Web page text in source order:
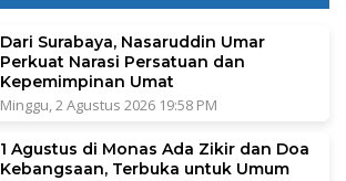
Dari Surabaya, Nasaruddin Umar
Perkuat Narasi Persatuan dan
Kepemimpinan Umat
Minggu, 2 Agustus 2026 19:58 PM
1 Agustus di Monas Ada Zikir dan Doa
Kebangsaan, Terbuka untuk Umum